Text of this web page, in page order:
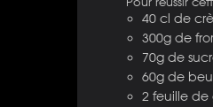
40 cl de
300g de
70g de
60g de
2 feuille